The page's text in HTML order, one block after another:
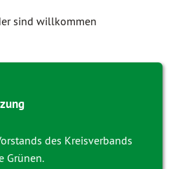
sind willkommen
des Kreisverbands
Grünen.